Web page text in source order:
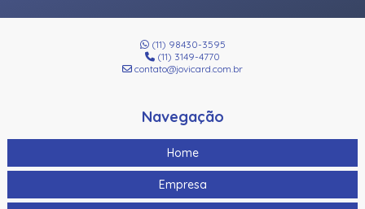
(11) 98430-3595
(11) 3149-4770
contato@jovicard.com.br
Navegação
Home
Empresa